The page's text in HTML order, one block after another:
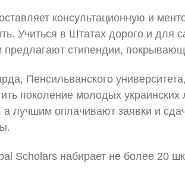
консультационную и
Учиться в Штатах дорого и для
стипендии,
Пенсильванского
поколение молодых
а лучшим оплачивают заявки и
Scholars набирает не более